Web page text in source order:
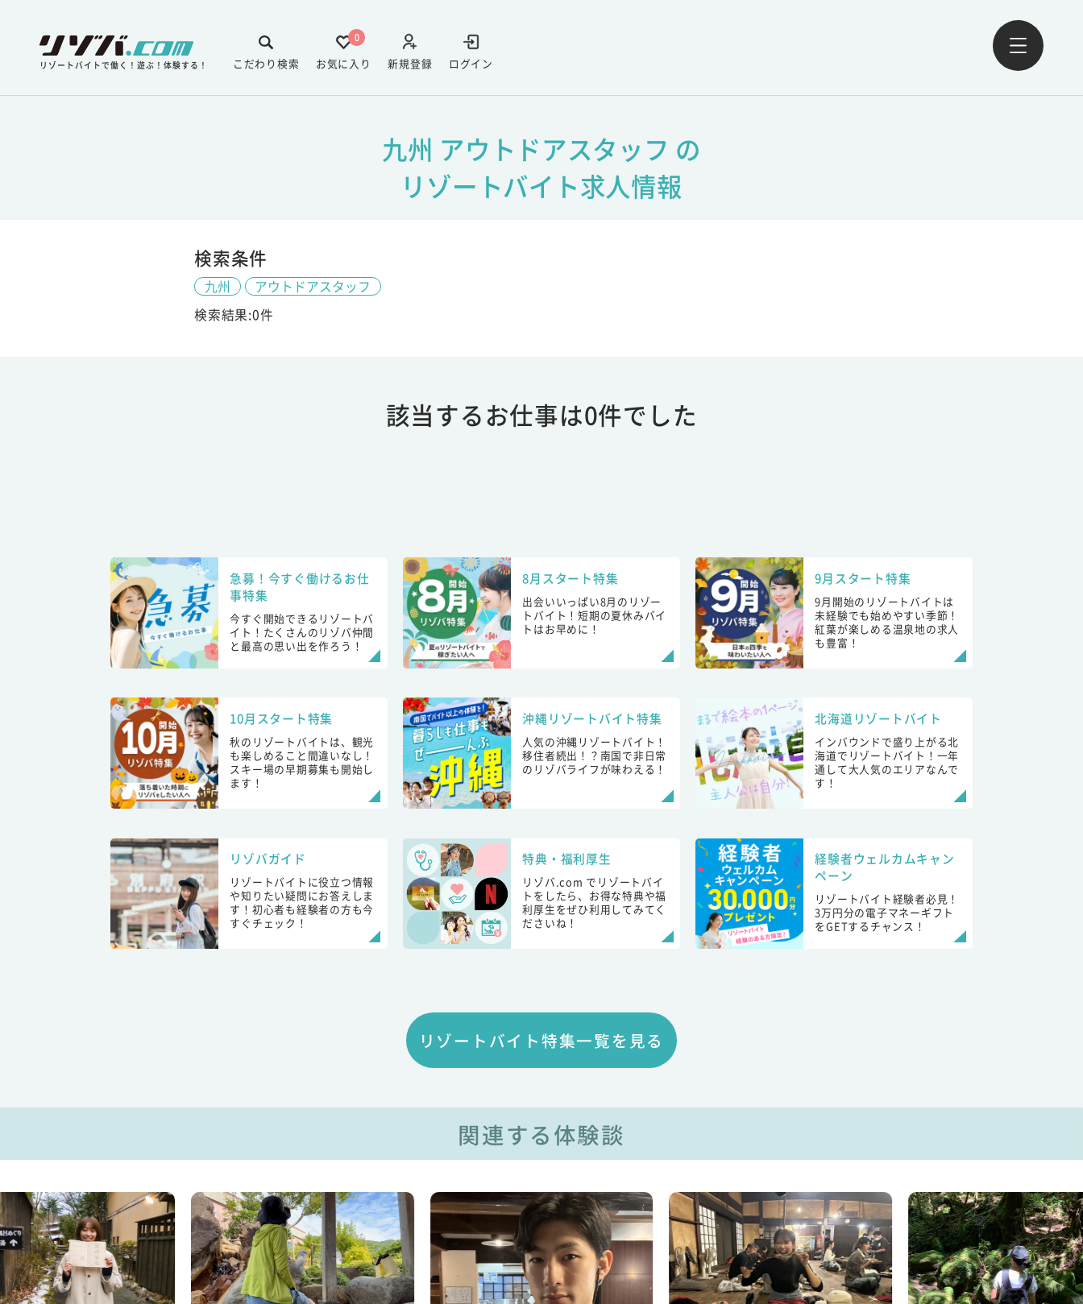
リゾートバイトで働く！遊ぶ！体験する！ ログイン
新規登録
0
お気に入り
こだわり検索
九州 アウトドアスタッフ の
リゾートバイト求人情報
検索条件
九州
アウトドアスタッフ
検索結果:0件
該当するお仕事は0件でした
急募！今すぐ働けるお仕
事特集
今すぐ開始できるリゾートバ
イト！たくさんのリゾバ仲間
と最高の思い出を作ろう！
8月スタート特集
出会いいっぱい8月のリゾー
トバイト！短期の夏休みバイ
トはお早めに！
9月スタート特集
9月開始のリゾートバイトは
未経験でも始めやすい季節！
紅葉が楽しめる温泉地の求人
も豊富！
10月スタート特集
秋のリゾートバイトは、観光
も楽しめること間違いなし！
スキー場の早期募集も開始し
ます！
沖縄リゾートバイト特集
人気の沖縄リゾートバイト！
移住者続出！？南国で非日常
のリゾバライフが味わえる！
北海道リゾートバイト
インバウンドで盛り上がる北
海道でリゾートバイト！一年
通して大人気のエリアなんで
す！
リゾバガイド
リゾートバイトに役立つ情報
や知りたい疑問にお答えしま
す！初心者も経験者の方も今
すぐチェック！
特典・福利厚生
リゾバ.com でリゾートバイ
トをしたら、お得な特典や福
利厚生をぜひ利用してみてく
ださいね！
経験者ウェルカムキャン
ペーン
リゾートバイト経験者必見！
3万円分の電子マネーギフト
をGETするチャンス！
リゾートバイト特集一覧を見る
関連する体験談